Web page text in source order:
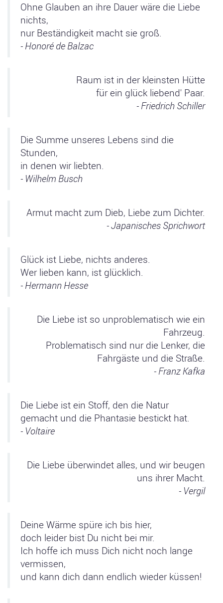
Ohne Glauben an ihre Dauer wäre die Liebe
nichts,
nur Beständigkeit macht sie groß.
- Honoré de Balzac
Raum ist in der kleinsten Hütte
für ein glück liebend' Paar.
- Friedrich Schiller
Die Summe unseres Lebens sind die
Stunden,
in denen wir liebten.
- Wilhelm Busch
Armut macht zum Dieb, Liebe zum Dichter.
- Japanisches Sprichwort
Glück ist Liebe, nichts anderes.
Wer lieben kann, ist glücklich.
- Hermann Hesse
Die Liebe ist so unproblematisch wie ein
Fahrzeug.
Problematisch sind nur die Lenker, die
Fahrgäste und die Straße.
- Franz Kafka
Die Liebe ist ein Stoff, den die Natur
gemacht und die Phantasie bestickt hat.
- Voltaire
Die Liebe überwindet alles, und wir beugen
uns ihrer Macht.
- Vergil
Deine Wärme spüre ich bis hier,
doch leider bist Du nicht bei mir.
Ich hoffe ich muss Dich nicht noch lange
vermissen,
und kann dich dann endlich wieder küssen!